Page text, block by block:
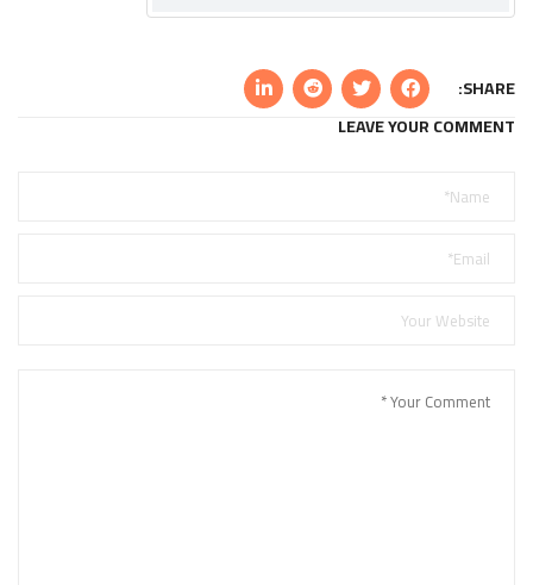
SHARE:
LEAVE YOUR COMMENT